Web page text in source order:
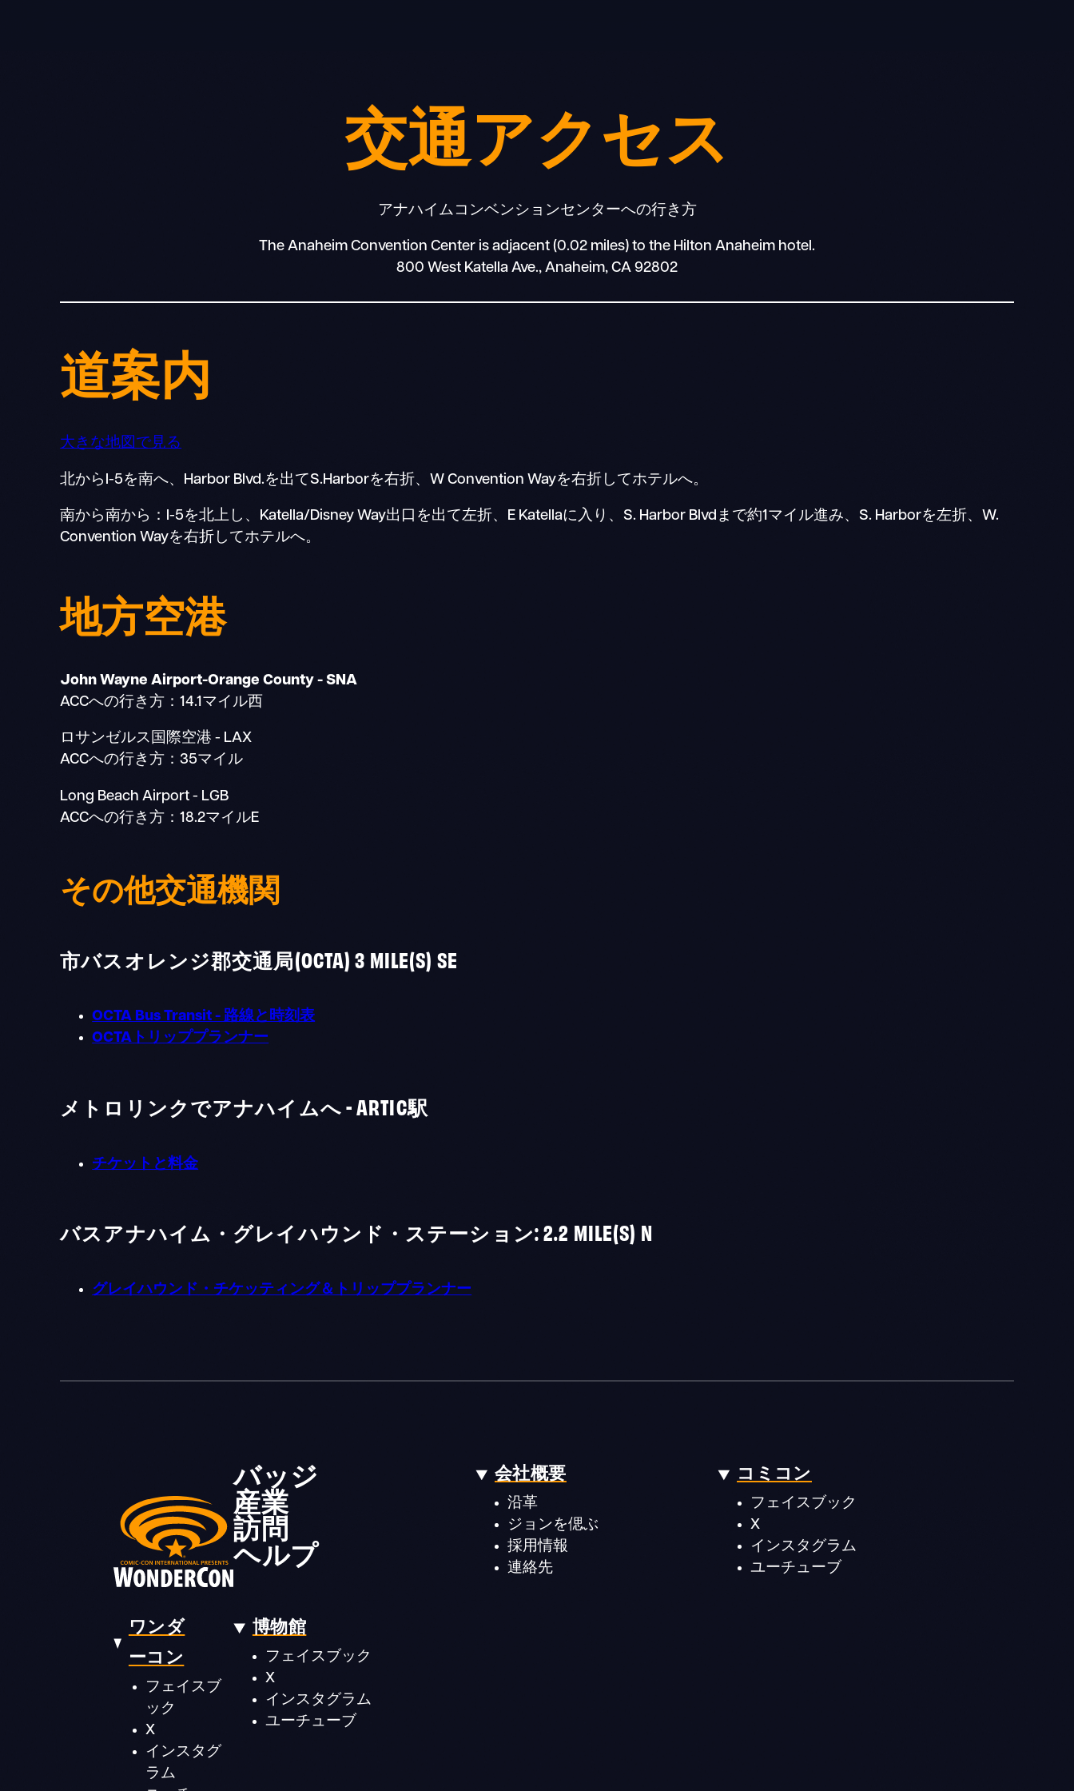
交通アクセス
アナハイムコンベンションセンターへの行き方
The Anaheim Convention Center is adjacent (0.02 miles) to the Hilton Anaheim hotel.
800 West Katella Ave., Anaheim, CA 92802
道案内
大きな地図で見る
北からI-5を南へ、Harbor Blvd.を出てS.Harborを右折、W Convention Wayを右折してホテルへ。
南から南から：I-5を北上し、Katella/Disney Way出口を出て左折、E Katellaに入り、S. Harbor Blvdまで約1マイル進み、S. Harborを左折、W.
Convention Wayを右折してホテルへ。
地方空港
John Wayne Airport-Orange County - SNA
ACCへの行き方：14.1マイル西
ロサンゼルス国際空港 - LAX
ACCへの行き方：35マイル
Long Beach Airport - LGB
ACCへの行き方：18.2マイルE
その他交通機関
市バスオレンジ郡交通局(OCTA) 3 MILE(S) SE
OCTA Bus Transit - 路線と時刻表
OCTAトリッププランナー
メトロリンクでアナハイムへ - ARTIC駅
チケットと料金
バスアナハイム・グレイハウンド・ステーション: 2.2 MILE(S) N
グレイハウンド・チケッティング＆トリッププランナー
バッジ
産業
訪問
ヘルプ
会社概要
沿革
ジョンを偲ぶ
採用情報
連絡先
コミコン
フェイスブック
X
インスタグラム
ユーチューブ
ワンダ
ーコン
フェイスブ
ック
X
インスタグ
ラム
博物館
フェイスブック
X
インスタグラム
ユーチューブ